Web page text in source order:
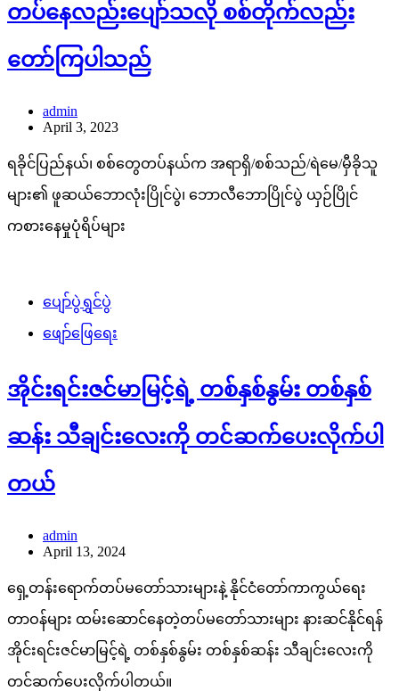
တပ်နေလည်းပျော်သလို စစ်တိုက်လည်း
တော်ကြပါသည်
admin
April 3, 2023
ရခိုင်ပြည်နယ်၊ စစ်တွေတပ်နယ်က အရာရှိ/စစ်သည်/ရဲမေ/မှီခိုသူ
များ၏ ဖူဆယ်ဘောလုံးပြိုင်ပွဲ၊ ဘောလီဘောပြိုင်ပွဲ ယှဉ်ပြိုင်
ကစားနေမှုပုံရိပ်များ
ပျော်ပွဲရွှင်ပွဲ
ဖျော်ဖြေရေး
အိုင်းရင်းဇင်မာမြင့်ရဲ့ တစ်နှစ်နွမ်း တစ်နှစ်
ဆန်း သီချင်းလေးကို တင်ဆက်ပေးလိုက်ပါ
တယ်
admin
April 13, 2024
ရှေ့တန်းရောက်တပ်မတော်သားများနဲ့ နိုင်ငံတော်ကာကွယ်ရေး
တာဝန်များ ထမ်းဆောင်နေတဲ့တပ်မတော်သားများ နားဆင်နိုင်ရန်
အိုင်းရင်းဇင်မာမြင့်ရဲ့ တစ်နှစ်နွမ်း တစ်နှစ်ဆန်း သီချင်းလေးကို
တင်ဆက်ပေးလိုက်ပါတယ်။